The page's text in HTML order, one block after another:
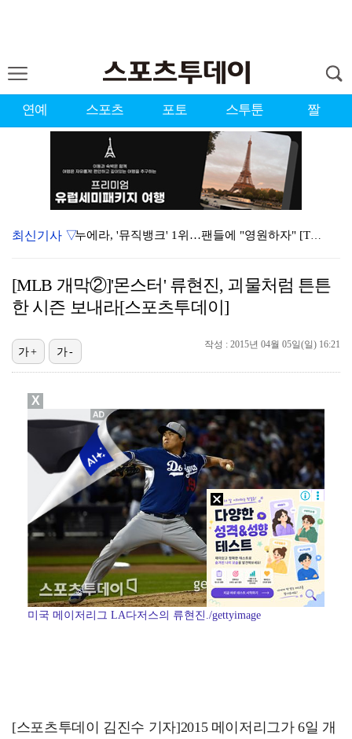
연예 스포츠 포토 스투툰 짤
누에라, '뮤직뱅크' 1위…팬들에 "영원하자" [TV캡…
서장훈 감독 "내 능력 부족" 자책하게 만든 펜타곤과의…
강채연, 제주삼다수 2R 깜짝 선두 도약…박민지 공동 …
정해인X강하늘X이청아X유재명X김선영 뭉쳤다…'아가미',…
'오징어 게임' 미국판 스핀오프, 제작 무산설 "넷플릭…
'1라운드 115위' 김민별, 2라운드 7타 줄이며 7…
[ST포토] 정지효, 반가운 손인사
최신기사 ▽
[MLB 개막②]'몬스터' 류현진, 괴물처럼 튼튼
한 시즌 보내라[스포츠투데이]
작성 : 2015년 04월 05일(일) 16:21
가+ 가-
미국 메이저리그 LA다저스의 류현진./gettyimage
[스포츠투데이 김진수 기자]2015 메이저리그가 6일 개
X